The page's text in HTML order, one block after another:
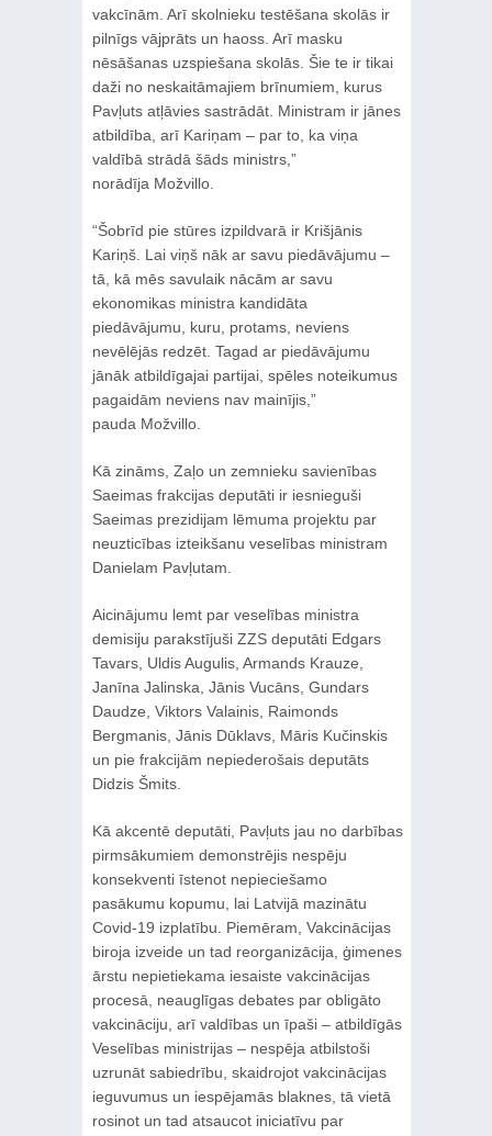
vakcīnām. Arī skolnieku testēšana skolās ir
pilnīgs vājprāts un haoss. Arī masku
nēsāšanas uzspiešana skolās. Šie te ir tikai
daži no neskaitāmajiem brīnumiem, kurus
Pavļuts atļāvies sastrādāt. Ministram ir jānes
atbildība, arī Kariņam – par to, ka viņa
valdībā strādā šāds ministrs,”
norādīja Možvillo.
“Šobrīd pie stūres izpildvarā ir Krišjānis
Kariņš. Lai viņš nāk ar savu piedāvājumu –
tā, kā mēs savulaik nācām ar savu
ekonomikas ministra kandidāta
piedāvājumu, kuru, protams, neviens
nevēlējās redzēt. Tagad ar piedāvājumu
jānāk atbildīgajai partijai, spēles noteikumus
pagaidām neviens nav mainījis,”
pauda Možvillo.
Kā zināms, Zaļo un zemnieku savienības
Saeimas frakcijas deputāti ir iesnieguši
Saeimas prezidijam lēmuma projektu par
neuzticības izteikšanu veselības ministram
Danielam Pavļutam.
Aicinājumu lemt par veselības ministra
demisiju parakstījuši ZZS deputāti Edgars
Tavars, Uldis Augulis, Armands Krauze,
Janīna Jalinska, Jānis Vucāns, Gundars
Daudze, Viktors Valainis, Raimonds
Bergmanis, Jānis Dūklavs, Māris Kučinskis
un pie frakcijām nepiederošais deputāts
Didzis Šmits.
Kā akcentē deputāti, Pavļuts jau no darbības
pirmsākumiem demonstrējis nespēju
konsekventi īstenot nepieciešamo
pasākumu kopumu, lai Latvijā mazinātu
Covid-19 izplatību. Piemēram, Vakcinācijas
biroja izveide un tad reorganizācija, ģimenes
ārstu nepietiekama iesaiste vakcinācijas
procesā, neauglīgas debates par obligāto
vakcināciju, arī valdības un īpaši – atbildīgās
Veselības ministrijas – nespēja atbilstoši
uzrunāt sabiedrību, skaidrojot vakcinācijas
ieguvumus un iespējamās blaknes, tā vietā
rosinot un tad atsaucot iniciatīvu par